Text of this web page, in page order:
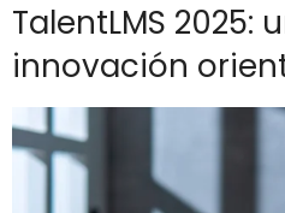
TalentLMS 2025:
innovación